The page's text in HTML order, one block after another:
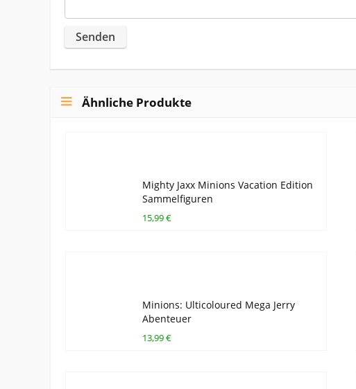
Ähnliche Produkte
Mighty Jaxx Minions Vacation Edition
Sammelfiguren
15,99 €
Minions: Ulticoloured Mega Jerry
Abenteuer
13,99 €